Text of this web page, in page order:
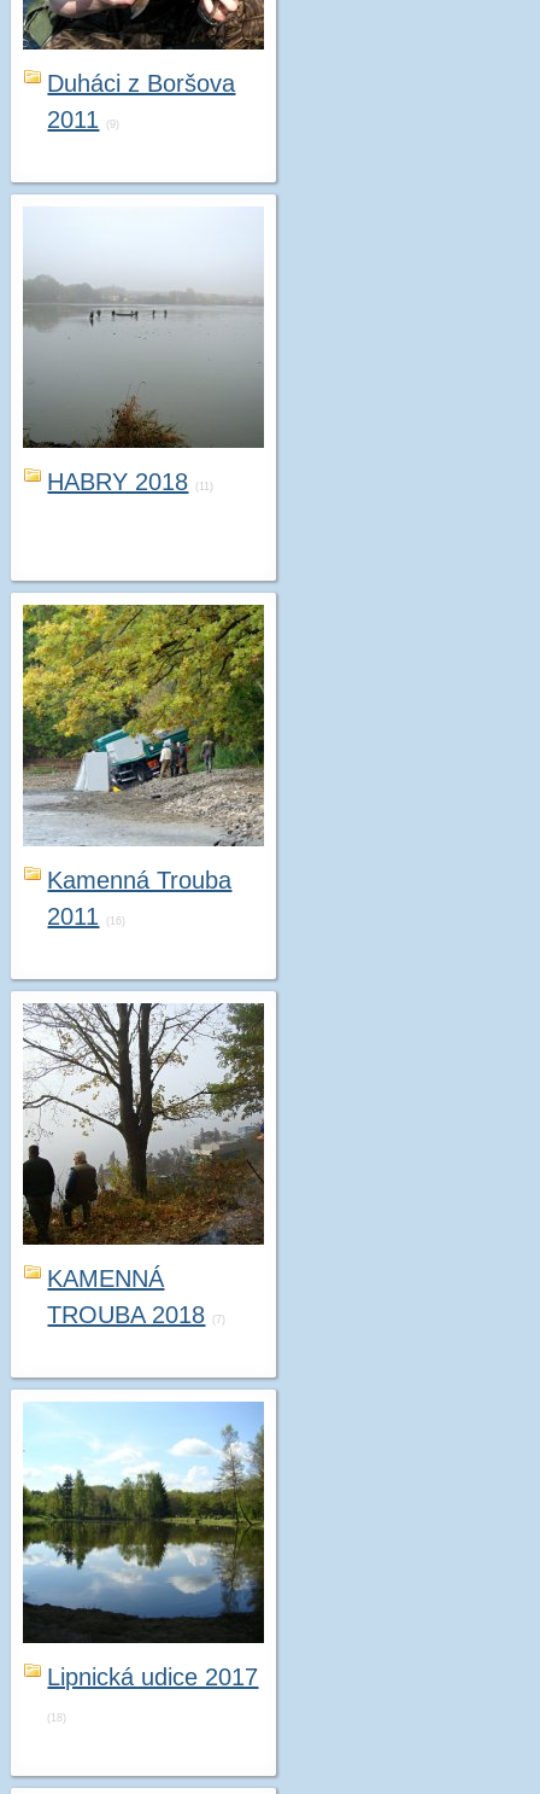
Duháci z Boršova
2011
(9)
HABRY 2018 (11)
Kamenná Trouba
2011
(16)
KAMENNÁ
TROUBA 2018
(7)
Lipnická udice 2017
(18)